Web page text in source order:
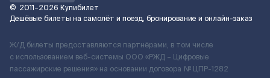
© 2011–2026 Купибилет
Дешёвые билеты на самолёт и поезд, бронирование и онлайн-заказ
Ж/Д билеты предоставляются партнёрами, в том числе
с использованием веб-системы ООО «РЖД – Цифровые
пассажирские решения» на основании договора № ЦПР-1282